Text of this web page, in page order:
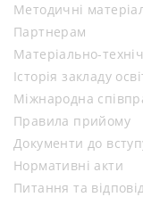
Методичні
Партнерам
Матеріально-
Історія закладу
Міжнародна
Правила прийому
Документи до
Нормативні акти
Питання та